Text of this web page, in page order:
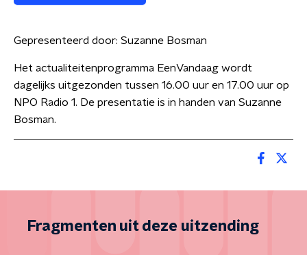
Gepresenteerd door: Suzanne Bosman
Het actualiteitenprogramma EenVandaag wordt
dagelijks uitgezonden tussen 16.00 uur en 17.00 uur op
NPO Radio 1. De presentatie is in handen van Suzanne
Bosman.
Fragmenten uit deze uitzending